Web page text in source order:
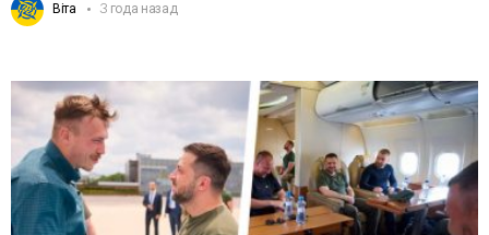
Віта 3 года назад